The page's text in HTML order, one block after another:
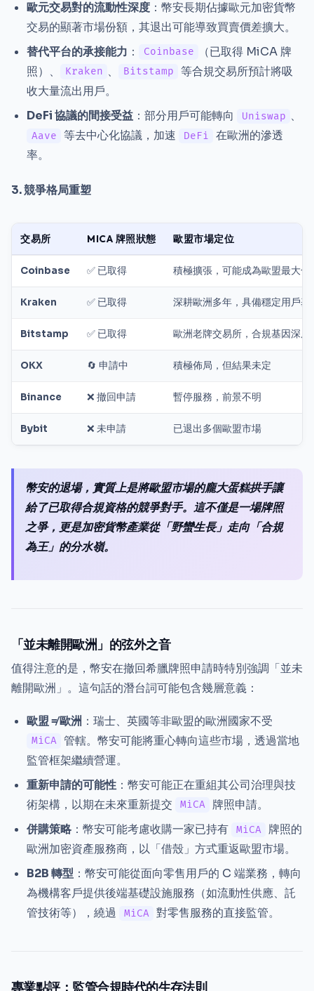
歐元交易對的流動性深度 ：幣安長期佔據歐元加密貨幣
交易的顯著市場份額，其退出可能導致買賣價差擴大。
替代平台的承接能力 ： Coinbase
（已取得 MiCA 牌
照）、
Kraken 、 Bitstamp
等合規交易所預計將吸
收大量流出用戶。
DeFi 協議的間接受益 ：部分用戶可能轉向 Uniswap 、
Aave 等去中心化協議，加速 DeFi
在歐洲的滲透
率。
3. 競爭格局重塑
交易所 MICA 牌照狀態 歐盟市場定位
Coinbase ✅ 已取得 積極擴張，可能成為歐盟最大合
Kraken ✅ 已取得 深耕歐洲多年，具備穩定用戶基
Bitstamp ✅ 已取得 歐洲老牌交易所，合規基因深厚
OKX 🔄 申請中 積極佈局，但結果未定
Binance ❌ 撤回申請 暫停服務，前景不明
Bybit ❌ 未申請 已退出多個歐盟市場
幣安的退場，實質上是將歐盟市場的龐大蛋糕拱手讓
給了已取得合規資格的競爭對手。這不僅是一場牌照
之爭，更是加密貨幣產業從「野蠻生長」走向「合規
為王」的分水嶺。
「並未離開歐洲」的弦外之音
值得注意的是，幣安在撤回希臘牌照申請時特別強調「並未
離開歐洲」。這句話的潛台詞可能包含幾層意義：
歐盟 ≠ 歐洲 ：瑞士、英國等非歐盟的歐洲國家不受
MiCA
管轄。幣安可能將重心轉向這些市場，透過當地
監管框架繼續營運。
重新申請的可能性 ：幣安可能正在重組其公司治理與技
術架構，以期在未來重新提交
MiCA
牌照申請。
併購策略 ：幣安可能考慮收購一家已持有 MiCA
牌照的
歐洲加密資產服務商，以「借殼」方式重返歐盟市場。
B2B 轉型 ：幣安可能從面向零售用戶的 C 端業務，轉向
為機構客戶提供後端基礎設施服務（如流動性供應、託
管技術等），繞過
MiCA 對零售服務的直接監管。
專業點評：監管合規時代的生存法則